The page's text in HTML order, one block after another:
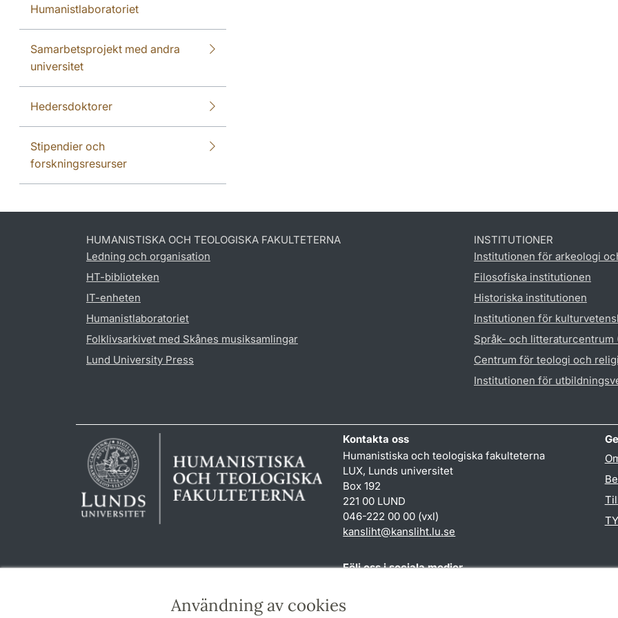
Användning av cookies
Humanistlaboratoriet
Samarbetsprojekt med andra
universitet
Hedersdoktorer
Stipendier och
forskningsresurser
HUMANISTISKA OCH TEOLOGISKA FAKULTETERNA
Ledning och organisation
HT-biblioteken
IT-enheten
Humanistlaboratoriet
Folklivsarkivet med Skånes musiksamlingar
Lund University Press
INSTITUTIONER
Institutionen för arkeologi
Filosofiska institutionen
Historiska institutionen
Institutionen för
Språk- och litteraturcentrum
Centrum för teologi och
Institutionen för
Kontakta oss
Humanistiska och teologiska fakulteterna
LUX, Lunds universitet
Box 192
221 00 LUND
046-222 00 00 (vxl)
kansliht@kansliht.lu.se
Följ oss i sociala medier